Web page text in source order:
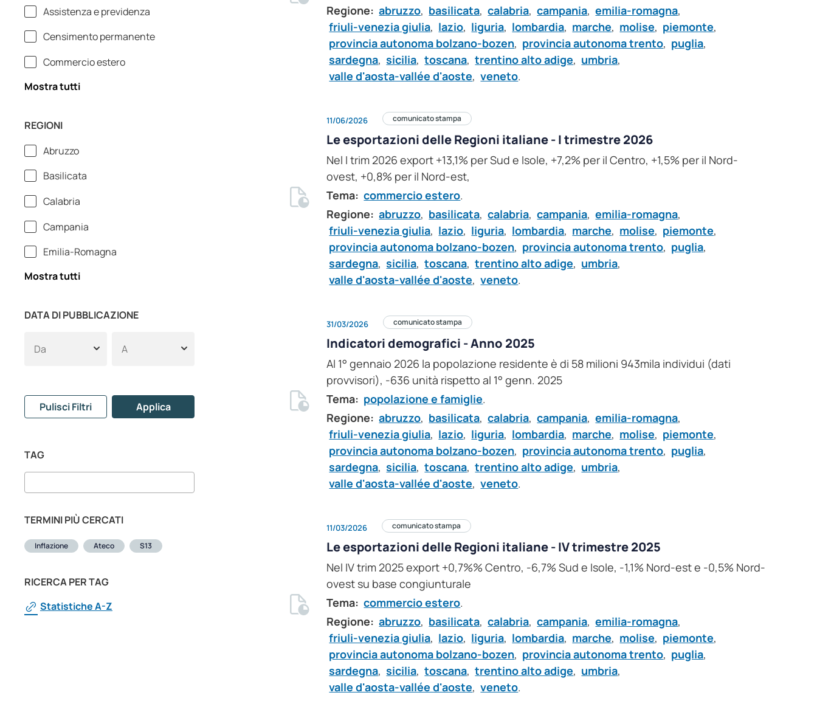
Assistenza e previdenza
Censimento permanente
Commercio estero
Mostra tutti
REGIONI
Abruzzo
Basilicata
Calabria
Campania
Emilia-Romagna
Mostra tutti
DATA DI PUBBLICAZIONE
Pulisci Filtri Applica
TAG
TERMINI PIÙ CERCATI
Inflazione Ateco S13
RICERCA PER TAG
Statistiche A-Z
Regione: abruzzo, basilicata, calabria, campania, emilia-romagna,
friuli-venezia giulia, lazio, liguria, lombardia, marche, molise, piemonte,
provincia autonoma bolzano-bozen, provincia autonoma trento, puglia,
sardegna, sicilia, toscana, trentino alto adige, umbria,
valle d'aosta-vallée d'aoste, veneto.
11/06/2026 comunicato stampa
Le esportazioni delle Regioni italiane - I trimestre 2026
Nel I trim 2026 export +13,1% per Sud e Isole, +7,2% per il Centro, +1,5% per il Nord-
ovest, +0,8% per il Nord-est,
Tema: commercio estero.
Regione: abruzzo, basilicata, calabria, campania, emilia-romagna,
friuli-venezia giulia, lazio, liguria, lombardia, marche, molise, piemonte,
provincia autonoma bolzano-bozen, provincia autonoma trento, puglia,
sardegna, sicilia, toscana, trentino alto adige, umbria,
valle d'aosta-vallée d'aoste, veneto.
31/03/2026 comunicato stampa
Indicatori demografici - Anno 2025
Al 1° gennaio 2026 la popolazione residente è di 58 milioni 943mila individui (dati
provvisori), -636 unità rispetto al 1° genn. 2025
Tema: popolazione e famiglie.
Regione: abruzzo, basilicata, calabria, campania, emilia-romagna,
friuli-venezia giulia, lazio, liguria, lombardia, marche, molise, piemonte,
provincia autonoma bolzano-bozen, provincia autonoma trento, puglia,
sardegna, sicilia, toscana, trentino alto adige, umbria,
valle d'aosta-vallée d'aoste, veneto.
11/03/2026 comunicato stampa
Le esportazioni delle Regioni italiane - IV trimestre 2025
Nel IV trim 2025 export +0,7%% Centro, -6,7% Sud e Isole, -1,1% Nord-est e -0,5% Nord-
ovest su base congiunturale
Tema: commercio estero.
Regione: abruzzo, basilicata, calabria, campania, emilia-romagna,
friuli-venezia giulia, lazio, liguria, lombardia, marche, molise, piemonte,
provincia autonoma bolzano-bozen, provincia autonoma trento, puglia,
sardegna, sicilia, toscana, trentino alto adige, umbria,
valle d'aosta-vallée d'aoste, veneto.